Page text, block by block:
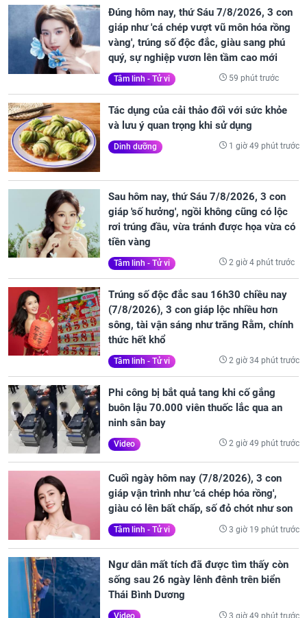
Đúng hôm nay, thứ Sáu 7/8/2026, 3 con
giáp như 'cá chép vượt vũ môn hóa rồng
vàng', trúng số độc đắc, giàu sang phú
quý, sự nghiệp vươn lên tầm cao mới
Tâm linh - Tử vi 59 phút trước
Tác dụng của cải thảo đối với sức khỏe
và lưu ý quan trọng khi sử dụng
Dinh dưỡng 1 giờ 49 phút trước
Sau hôm nay, thứ Sáu 7/8/2026, 3 con
giáp 'số hưởng', ngồi không cũng có lộc
rơi trúng đầu, vừa tránh được họa vừa có
tiền vàng
Tâm linh - Tử vi 2 giờ 4 phút trước
Trúng số độc đắc sau 16h30 chiều nay
(7/8/2026), 3 con giáp lộc nhiều hơn
sông, tài vận sáng như trăng Rằm, chính
thức hết khổ
Tâm linh - Tử vi 2 giờ 34 phút trước
Phi công bị bắt quả tang khi cố gắng
buôn lậu 70.000 viên thuốc lắc qua an
ninh sân bay
Video 2 giờ 49 phút trước
Cuối ngày hôm nay (7/8/2026), 3 con
giáp vận trình như 'cá chép hóa rồng',
giàu có lên bất chấp, số đỏ chót như son
Tâm linh - Tử vi 3 giờ 19 phút trước
Ngư dân mất tích đã được tìm thấy còn
sống sau 26 ngày lênh đênh trên biển
Thái Bình Dương
Video 3 giờ 49 phút trước